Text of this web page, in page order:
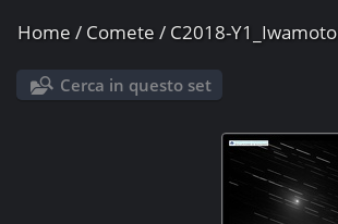
Home / Comete / C2018-Y1_Iwamoto
Cerca in questo set